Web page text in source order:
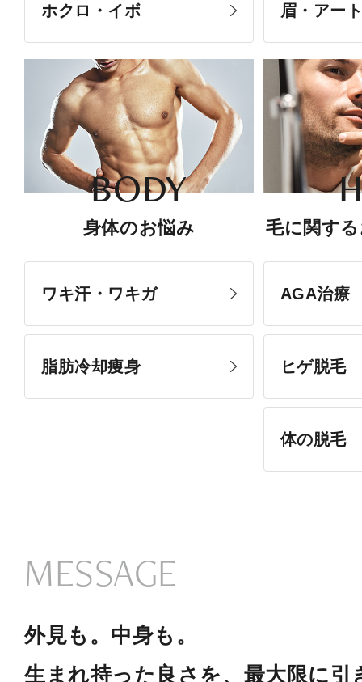
ホクロ・イボ 眉・アー
BODY
身体のお悩み
ワキ汗・ワキガ
脂肪冷却痩身
毛に関す
AGA治療
ヒゲ脱毛
体の脱毛
MESSAGE
外見も。中身も。
生まれ持った良さを、最大限に引